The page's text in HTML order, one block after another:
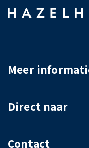
Meer
Direct naar
Contact